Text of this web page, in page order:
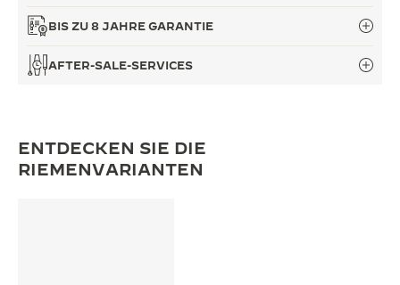
BIS ZU 8 JAHRE GARANTIE
AFTER-SALE-SERVICES
ENTDECKEN SIE DIE
RIEMENVARIANTEN